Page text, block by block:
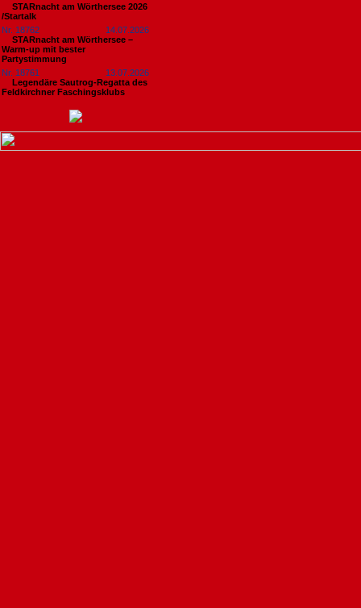
STARnacht am Wörthersee 2026
/Startalk
Nr. 18762
14.07.2026
STARnacht am Wörthersee –
Warm-up mit bester
Partystimmung
Nr. 18761
13.07.2026
Legendäre Sautrog-Regatta des
Feldkirchner Faschingsklubs